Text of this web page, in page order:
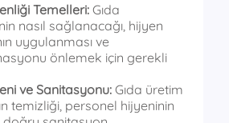
Temelleri: Gıda
nasıl sağlanacağı, hijyen
uygulanması ve
önlemek için gerekli
ve Sanitasyonu: Gıda üretim
temizliği, personel hijyeninin